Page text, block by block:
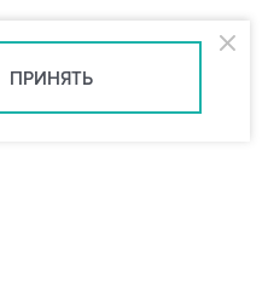
ПРИНЯТЬ